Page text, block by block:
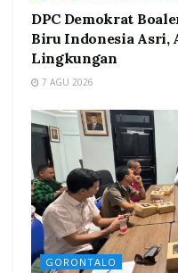
DPC Demokrat
Biru Indonesia Asri,
Lingkungan
7 AGU 2026
GORONTALO